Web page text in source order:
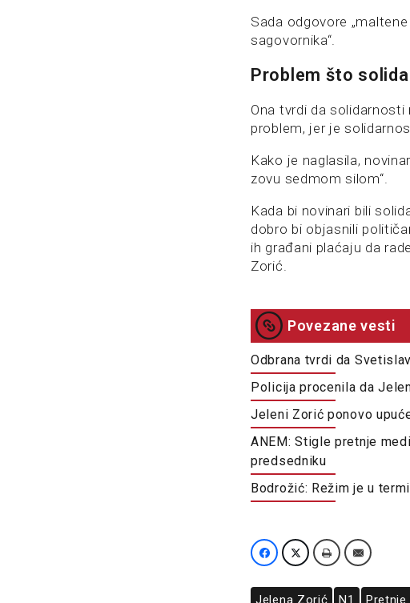
Sada odgovore
sagovornika“.
Problem što
Ona tvrdi da
problem, jer je
Kako je naglasila,
zovu sedmom silom“.
Kada bi novinari bili
dobro bi objasnili
ih građani plaćaju da
Zorić.
Povezane vesti
Odbrana tvrdi da
Policija procenila da
Jeleni Zorić ponovo
ANEM: Stigle pretnje
predsedniku
Bodrožić: Režim je u
Jelena Zorić N1